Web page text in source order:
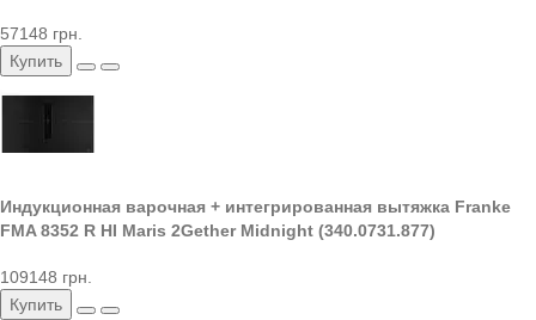
57148 грн.
Купить
Индукционная варочная + интегрированная вытяжка Franke
FMA 8352 R HI Maris 2Gether Midnight (340.0731.877)
109148 грн.
Купить